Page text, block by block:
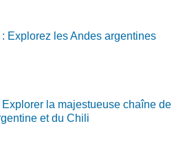
Explorez les Andes argentines
la majestueuse chaîne de
et du Chili